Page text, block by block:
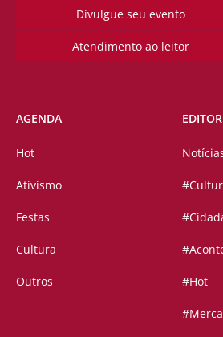
Divulgue seu evento
Atendimento ao leitor
AGENDA
Hot
Ativismo
Festas
Cultura
Outros #Hot